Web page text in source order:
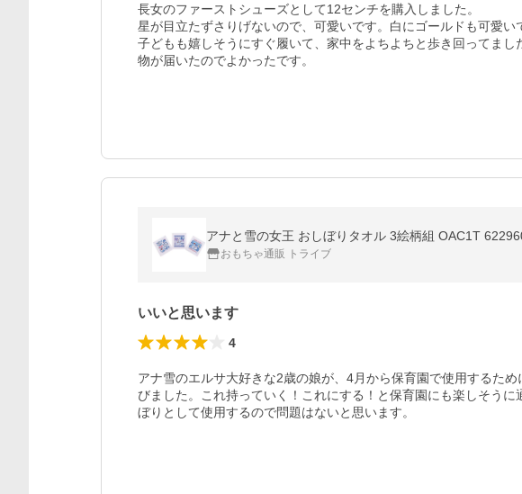
長女のファーストシューズとして12センチを購入しました。
星が目立たずさりげないので、可愛いです。白にゴールドも可愛い
子どもも嬉しそうにすぐ履いて、家中をよちよちと歩き回ってま
物が届いたのでよかったです。
アナと雪の女王 おしぼりタオル 3絵柄組 OAC1T
おもちゃ通販 トライブ
いいと思います
4
アナ雪のエルサ大好きな2歳の娘が、4月から保育園で使用するた
びました。これ持っていく！これにする！と保育園にも楽しそう
ぼりとして使用するので問題はないと思います。